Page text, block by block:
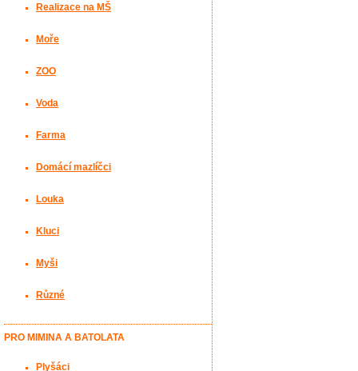
Realizace na MŠ
Moře
ZOO
Voda
Farma
Domácí mazlíčci
Louka
Kluci
Myši
Různé
PRO MIMINA A BATOLATA
Plyšáci